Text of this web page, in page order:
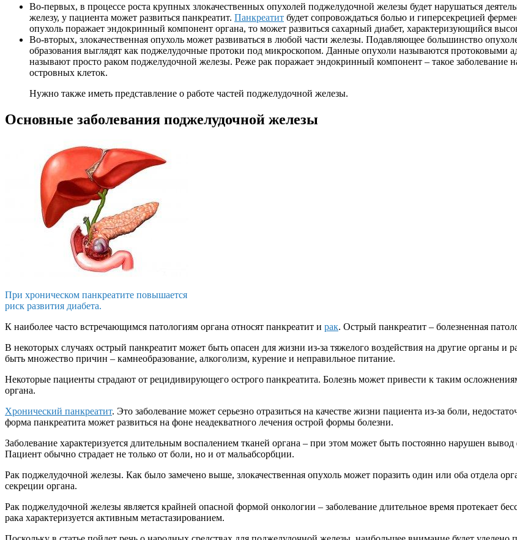
Во-первых, в процессе роста крупных злокачественных опухолей поджелудочной железы будет нарушаться
железу, у пациента может развиться панкреатит. Панкреатит будет сопровождаться болью и гиперсекрецией
опухоль поражает эндокринный компонент органа, то может развиться сахарный диабет, характеризующийся
Во-вторых, злокачественная опухоль может развиваться в любой части железы. Подавляющее большинство
образования выглядят как поджелудочные протоки под микроскопом. Данные опухоли называются протоковыми
называют просто раком поджелудочной железы. Реже рак поражает эндокринный компонент – такое
островных клеток.
Нужно также иметь представление о работе частей поджелудочной железы.
Основные заболевания поджелудочной железы
При хроническом панкреатите повышается
риск развития диабета.
К наиболее часто встречающимся патологиям органа относят панкреатит и рак. Острый панкреатит – болезненная
В некоторых случаях острый панкреатит может быть опасен для жизни из-за тяжелого воздействия на другие органы
быть множество причин – камнеобразование, алкоголизм, курение и неправильное питание.
Некоторые пациенты страдают от рецидивирующего острого панкреатита. Болезнь может привести к таким
органа.
Хронический панкреатит. Это заболевание может серьезно отразиться на качестве жизни пациента из-за боли,
форма панкреатита может развиться на фоне неадекватного лечения острой формы болезни.
Заболевание характеризуется длительным воспалением тканей органа – при этом может быть постоянно нарушен
Пациент обычно страдает не только от боли, но и от мальабсорбции.
Рак поджелудочной железы. Как было замечено выше, злокачественная опухоль может поразить один или оба отдела
секреции органа.
Рак поджелудочной железы является крайней опасной формой онкологии – заболевание длительное время протекает
рака характеризуется активным метастазированием.